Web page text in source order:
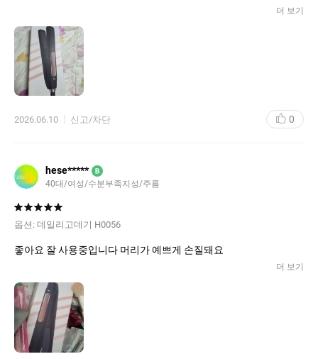
더 보기
2026.06.10 신고/차단 0
hese***** B
40대/여성/수분부족지성/주름
옵션: 데일리고데기 H0056
좋아요 잘 사용중입니다 머리가 예쁘게 손질돼요
더 보기